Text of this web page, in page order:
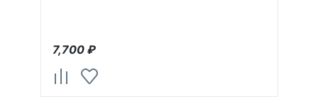
7,700₽